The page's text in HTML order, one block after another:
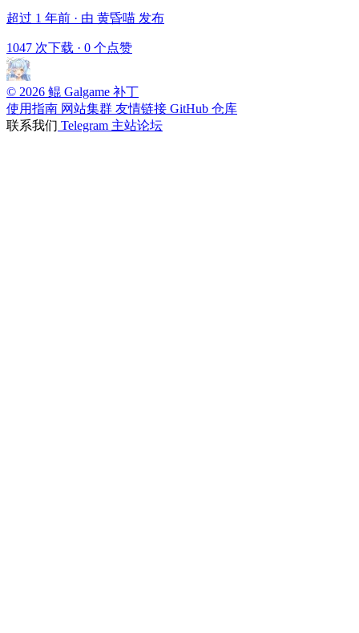
超过 1 年前 · 由 黄昏喵 发布
1047 次下载 · 0 个点赞
© 2026 鲲 Galgame 补丁
使用指南 网站集群 友情链接 GitHub 仓库
联系我们 Telegram 主站论坛